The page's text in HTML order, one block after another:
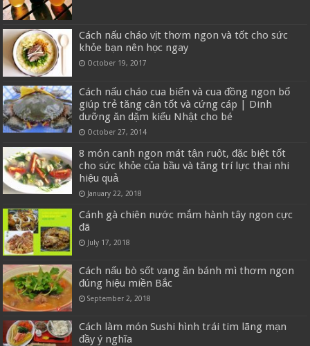
Cách nấu cháo vịt thơm ngon và tốt cho sức
khỏe bạn nên học ngay
October 19, 2017
Cách nấu cháo cua biển và cua đồng ngon bổ
giúp trẻ tăng cân tốt và cứng cáp | Dinh
dưỡng ăn dặm kiểu Nhật cho bé
October 27, 2014
8 món canh ngon mát tận ruột, đặc biệt tốt
cho sức khỏe của bầu và tăng trí lực thai nhi
hiệu quả
January 22, 2018
Cánh gà chiên nước mắm hành tây ngon cực
đã
July 17, 2018
Cách nấu bò sốt vang ăn bánh mì thơm ngon
đúng hiệu miền Bắc
September 2, 2018
Cách làm món Sushi hình trái tim lãng mạn
đầy ý nghĩa